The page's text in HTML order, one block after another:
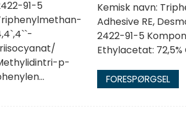
Kemisk navn:
Adhesive RE,
2422-91-5
Ethylacetat: 72,5%
FORESPØRGSEL